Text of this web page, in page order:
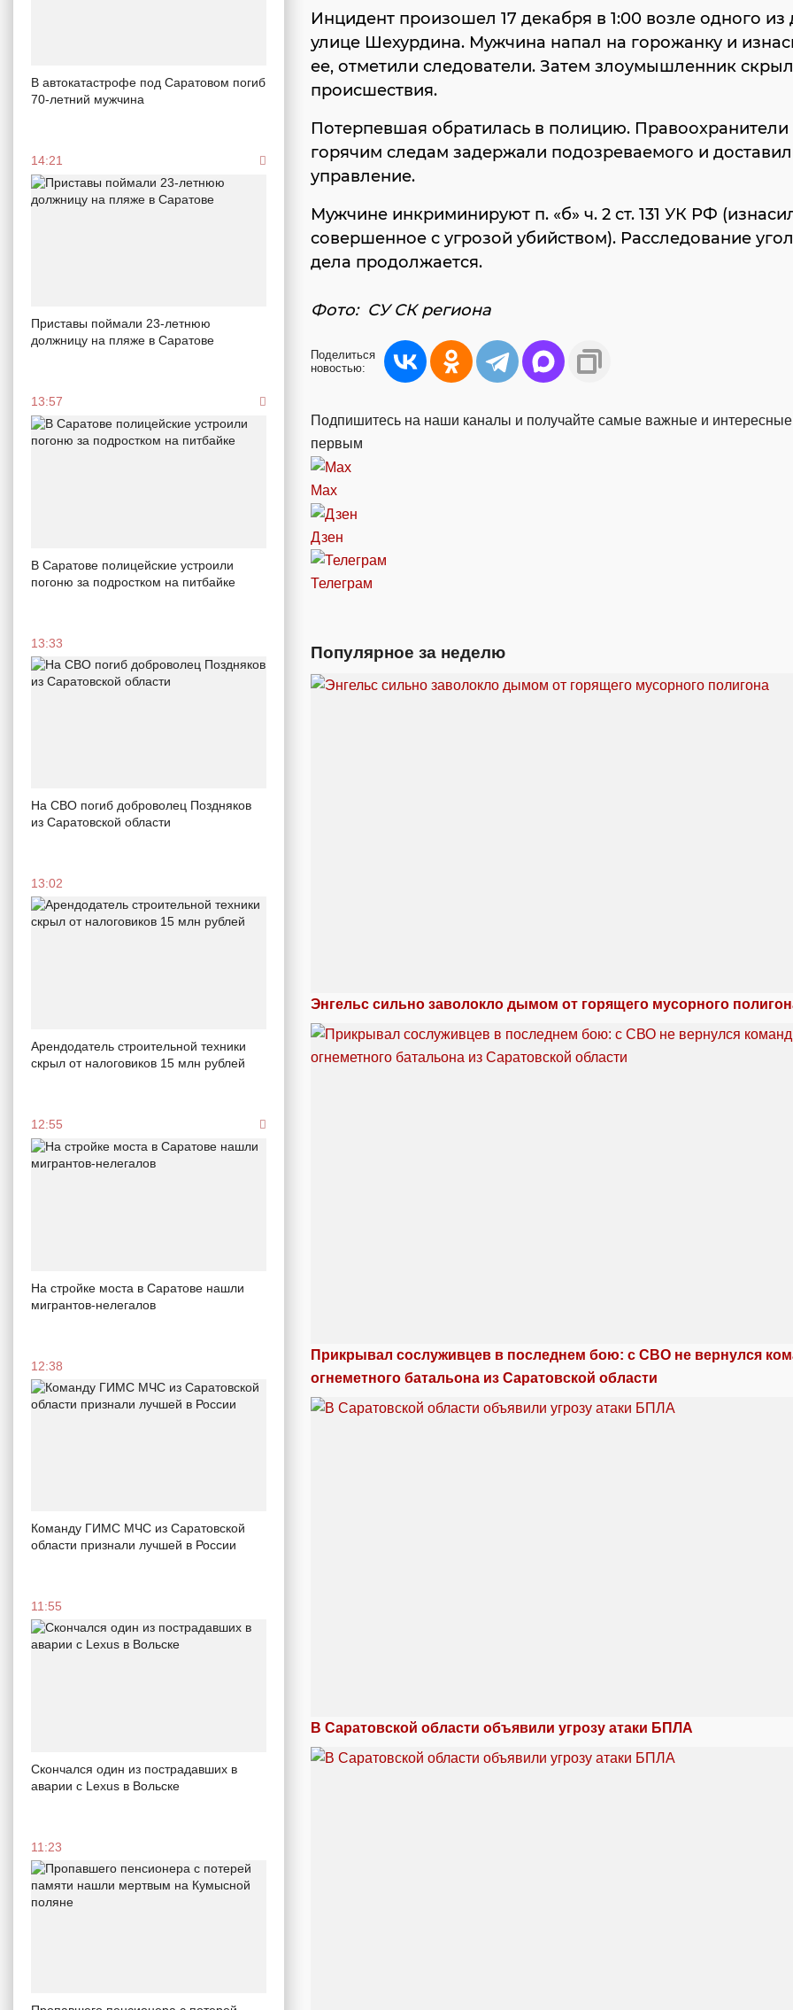
В автокатастрофе под Саратовом погиб
70-летний мужчина
14:21
Приставы поймали 23-летнюю
должницу на пляже в Саратове
13:57
В Саратове полицейские устроили
погоню за подростком на питбайке
13:33
На СВО погиб доброволец Поздняков
из Саратовской области
13:02
Арендодатель строительной техники
скрыл от налоговиков 15 млн рублей
12:55
На стройке моста в Саратове нашли
мигрантов-нелегалов
12:38
Команду ГИМС МЧС из Саратовской
области признали лучшей в России
11:55
Скончался один из пострадавших в
аварии c Lexus в Вольске
11:23
Инцидент произошел 17 декабря в 1:00 возле одного
улице Шехурдина. Мужчина напал на горожанку и
ее, отметили следователи. Затем злоумышленник
происшествия.
Потерпевшая обратилась в полицию. Правоохранители
горячим следам задержали подозреваемого и
управление.
Мужчине инкриминируют п. «б» ч. 2 ст. 131 УК РФ
совершенное с угрозой убийством). Расследование
дела продолжается.
Фото: СУ СК региона
Поделиться
новостью:
Подпишитесь на наши каналы и получайте самые важные и интересные
первым
Max
Дзен
Телеграм
Популярное за неделю
Энгельс сильно заволокло дымом от горящего мусорного
Прикрывал сослуживцев в последнем бою: с СВО не вернулся
огнеметного батальона из Саратовской области
В Саратовской области объявили угрозу атаки БПЛА